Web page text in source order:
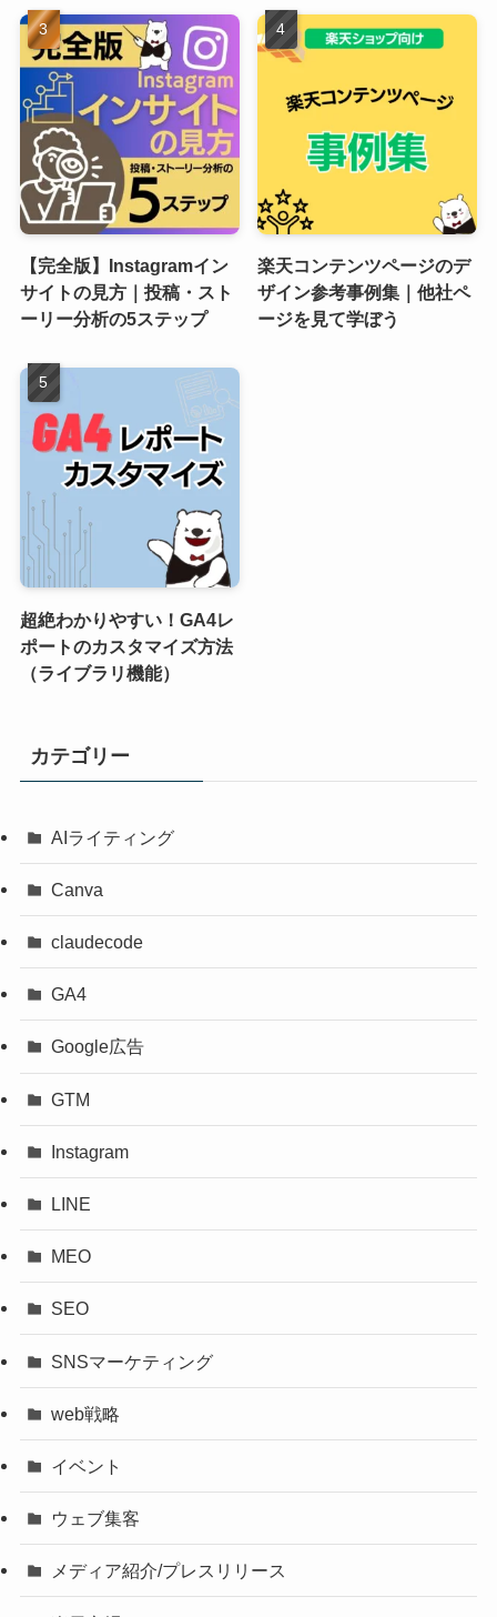
【完全版】Instagramイン
サイトの見方｜投稿・スト
ーリー分析の5ステップ
楽天コンテンツページのデ
ザイン参考事例集｜他社ペ
ージを見て学ぼう
超絶わかりやすい！GA4レ
ポートのカスタマイズ方法
（ライブラリ機能）
カテゴリー
AIライティング
Canva
claudecode
GA4
Google広告
GTM
Instagram
LINE
MEO
SEO
SNSマーケティング
web戦略
イベント
ウェブ集客
メディア紹介/プレスリリース